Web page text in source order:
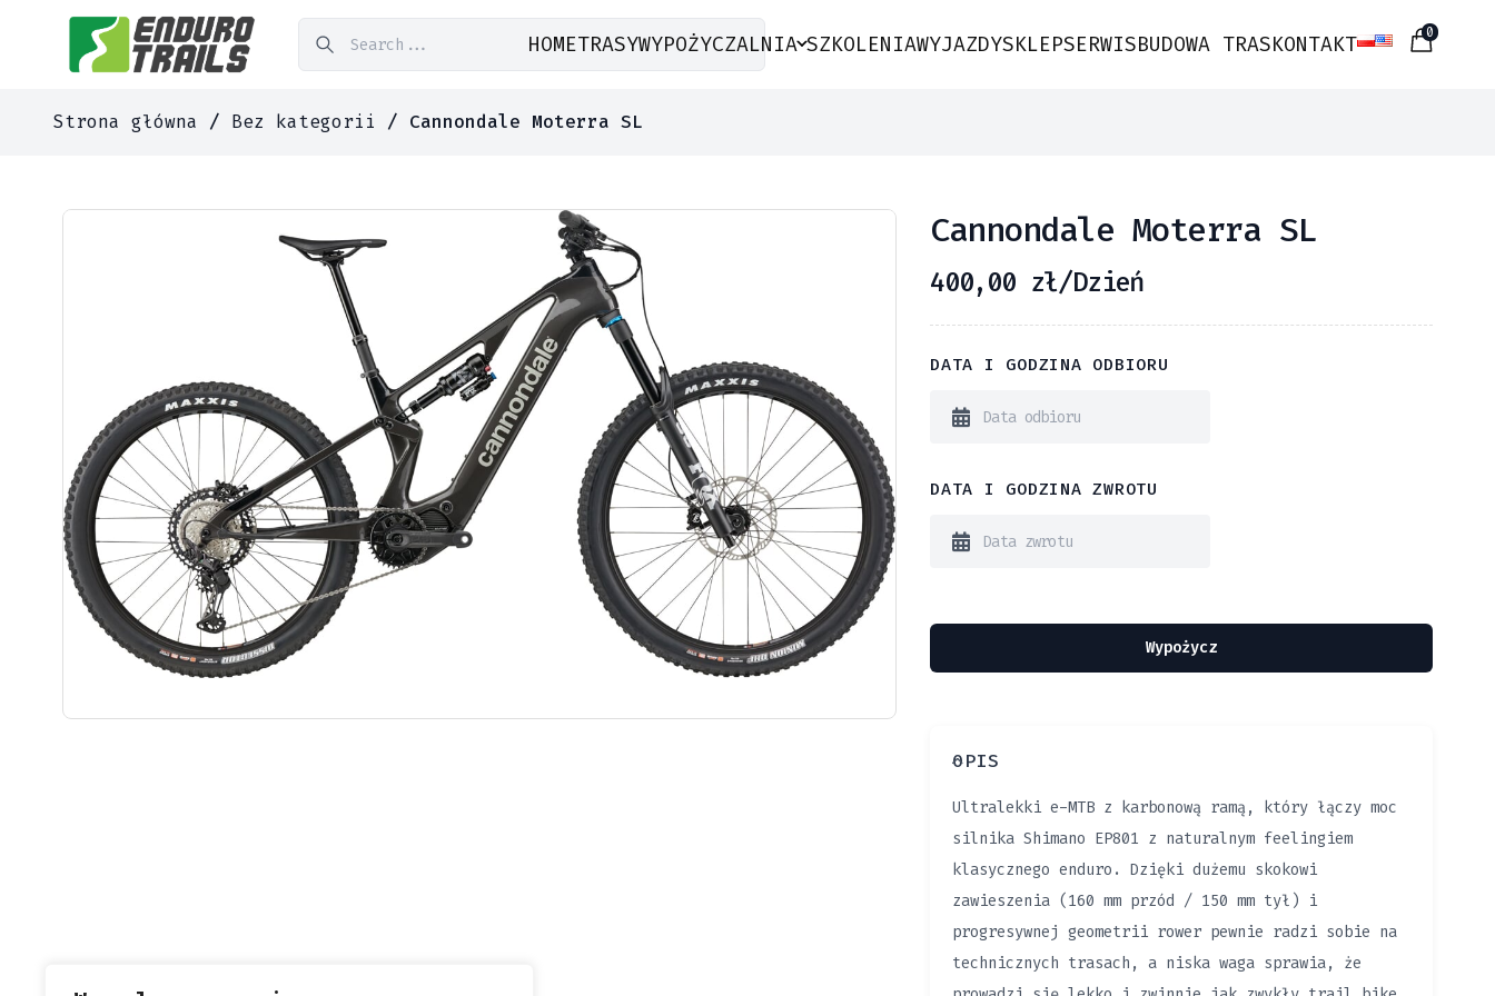
HOMETRASYWYPOŻYCZALNIA SZKOLENIAWYJAZDYSKLEPSERWISBUDOWA TRASKONTAKT 0
Strona główna / Bez kategorii / Cannondale Moterra SL
Cannondale Moterra SL
400,00 zł/Dzień
DATA I GODZINA ODBIORU
DATA I GODZINA ZWROTU
Wypożycz
OPIS
Ultralekki e-MTB z karbonową ramą, który łączy moc
silnika Shimano EP801 z naturalnym feelingiem
klasycznego enduro. Dzięki dużemu skokowi
zawieszenia (160 mm przód / 150 mm tył) i
progresywnej geometrii rower pewnie radzi sobie na
technicznych trasach, a niska waga sprawia, że